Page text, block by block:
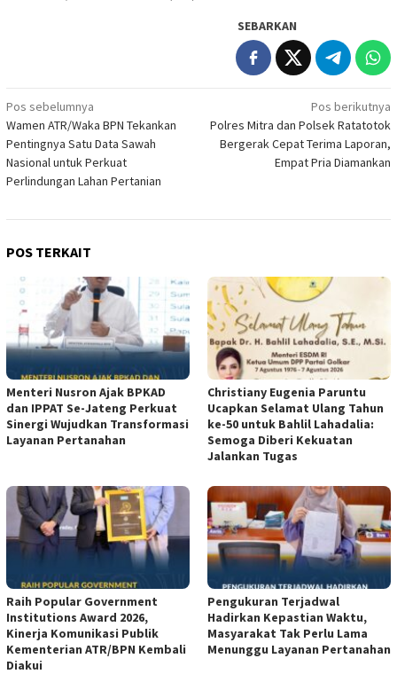
SEBARKAN
Navigasi
pos
Pos sebelumnya
Wamen ATR/Waka BPN Tekankan
Pentingnya Satu Data Sawah
Nasional untuk Perkuat
Perlindungan Lahan Pertanian
Pos berikutnya
Polres Mitra dan Polsek Ratatotok
Bergerak Cepat Terima Laporan,
Empat Pria Diamankan
POS TERKAIT
Menteri Nusron Ajak BPKAD
dan IPPAT Se-Jateng Perkuat
Sinergi Wujudkan Transformasi
Layanan Pertanahan
Christiany Eugenia Paruntu
Ucapkan Selamat Ulang Tahun
ke-50 untuk Bahlil Lahadalia:
Semoga Diberi Kekuatan
Jalankan Tugas
Raih Popular Government
Institutions Award 2026,
Kinerja Komunikasi Publik
Kementerian ATR/BPN Kembali
Diakui
Pengukuran Terjadwal
Hadirkan Kepastian Waktu,
Masyarakat Tak Perlu Lama
Menunggu Layanan Pertanahan